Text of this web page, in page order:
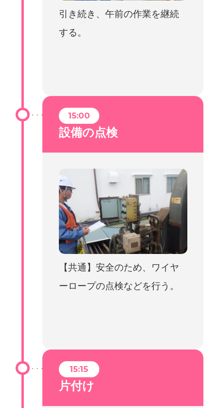
引き続き、午前の作業を継続
する。
15:00
設備の点検
【共通】安全のため、ワイヤ
ーロープの点検などを行う。
15:15
片付け